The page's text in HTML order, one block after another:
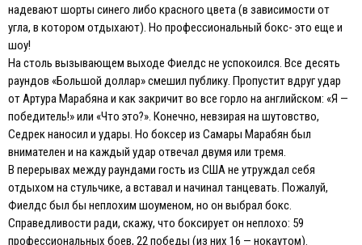
надевают шорты синего либо красного цвета (в зависимости от
угла, в котором отдыхают). Но профессиональный бокс- это еще и
шоу!
На столь вызывающем выходе Фиелдс не успокоился. Все десять
раундов «Большой доллар» смешил публику. Пропустит вдруг удар
от Артура Марабяна и как закричит во все горло на английском: «Я —
победитель!» или «Что это?». Конечно, невзирая на шутовство,
Седрек наносил и удары. Но боксер из Самары Марабян был
внимателен и на каждый удар отвечал двумя или тремя.
В перерывах между раундами гость из США не утруждал себя
отдыхом на стульчике, а вставал и начинал танцевать. Пожалуй,
Фиелдс был бы неплохим шоуменом, но он выбрал бокс.
Справедливости ради, скажу, что боксирует он неплохо: 59
профессиональных боев, 22 победы (из них 16 — нокаутом).